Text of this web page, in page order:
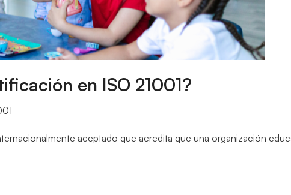
en ISO 21001?
aceptado que acredita que una organización